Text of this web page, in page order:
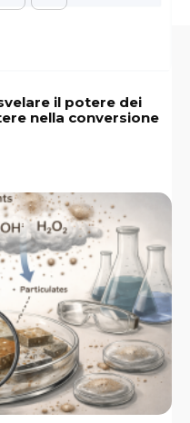
il potere dei
nella conversione